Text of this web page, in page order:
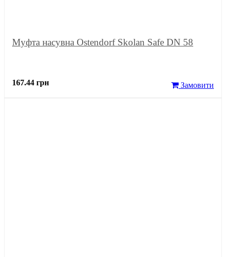
Муфта насувна Ostendorf Skolan Safe DN 58
167.44 грн Замовити